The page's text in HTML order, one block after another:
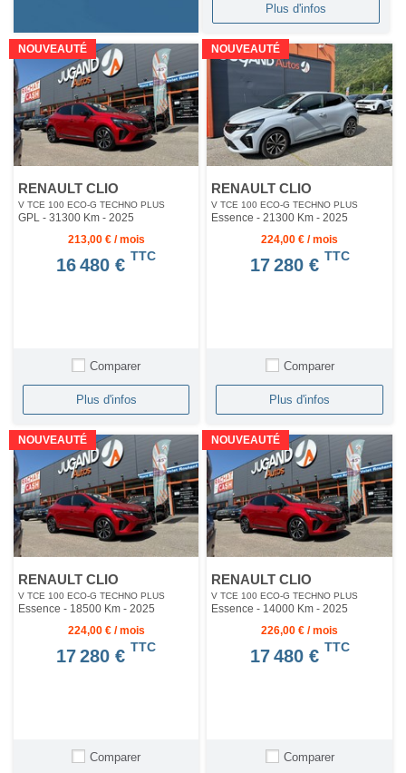
Plus d'infos
NOUVEAUTÉ
RENAULT CLIO
V TCE 100 ECO-G TECHNO PLUS
GPL - 31300 Km - 2025
213,00 € / mois
16 480 € TTC
Comparer
Plus d'infos
NOUVEAUTÉ
RENAULT CLIO
V TCE 100 ECO-G TECHNO PLUS
Essence - 21300 Km- 2025
224,00 € / mois
17 280 € TTC
Comparer
Plus d'infos
NOUVEAUTÉ
RENAULT CLIO
V TCE 100 ECO-G TECHNO PLUS
Essence - 18500 Km - 2025
224,00 € / mois
17 280 € TTC
Comparer
NOUVEAUTÉ
RENAULT CLIO
V TCE 100 ECO-G TECHNO PLUS
Essence - 14000 Km- 2025
226,00 € / mois
17 480 € TTC
Comparer